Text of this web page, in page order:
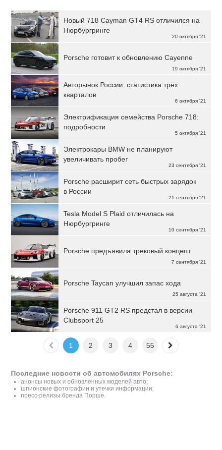
20 октября '21
Новый 718 Cayman GT4 RS отличился на
Нюрбургринге
19 октября '21
Porsche готовит к обновлению Cayenne
6 октября '21
Авторынок России: статистика трёх
кварталов
5 октября '21
Электрификация семейства Porsche 718:
подробности
23 сентября '21
Электрокары BMW не планируют
увеличивать пробег
21 сентября '21
Porsche расширит сеть быстрых зарядок
в России
10 сентября '21
Tesla Model S Plaid отличилась на
Нюрбургринге
7 сентября '21
Porsche предъявила трековый концепт
25 августа '21
Porsche Taycan улучшил запас хода
6 августа '21
Porsche 911 GT2 RS предстал в версии
Clubsport 25
1 2 3 4 55
Последние новости об автомобилях Porsche:
анонсы новых и обновленных моделей авто;
шпионские фотографии и утечки информации;
пресс-релизы бренда Порше.